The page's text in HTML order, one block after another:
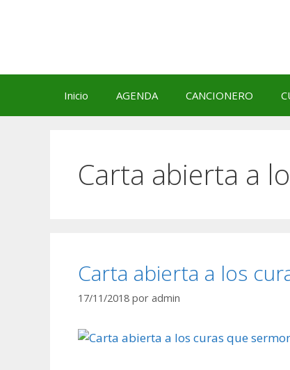
Inicio AGENDA CANCIONERO
Carta abierta a
Carta abierta a los
17/11/2018 por admin